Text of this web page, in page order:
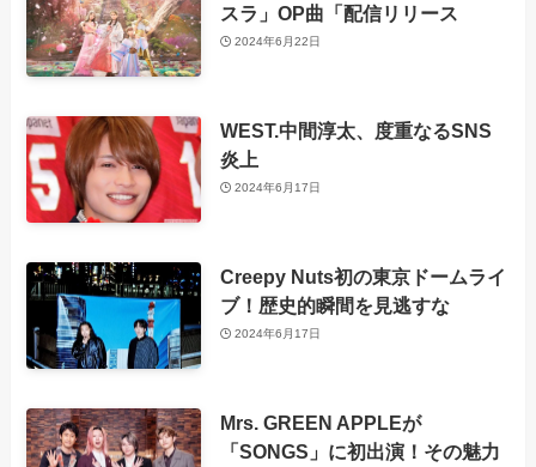
スラ」OP曲「配信リリース
2024年6月22日
WEST.中間淳太、度重なるSNS
炎上
2024年6月17日
Creepy Nuts初の東京ドームライ
ブ！歴史的瞬間を見逃すな
2024年6月17日
Mrs. GREEN APPLEが
「SONGS」に初出演！その魅力